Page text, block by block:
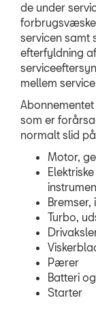
de under
servicen samt
efterfyldning
mellem
som er
normalt slid på
Motor,
Bremser,
Turbo,
Pærer
Batteri
Starter